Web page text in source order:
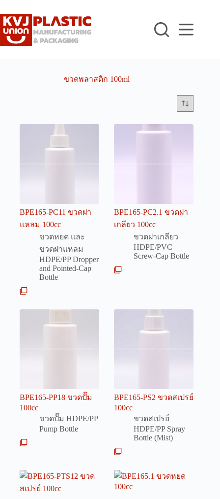
to
content
ขวดพลาสติก 100ml
BPE165-PC11 ขวดฝา
แหลม 100cc
ขวดหยด และ
ขวดฝาแหลม
HDPE/PP Dropper
and Pointed-Cap
Bottle
BPE165-PC2.1 ขวดฝา
เกลียว 100cc
ขวดฝาเกลียว
HDPE/PVC
Screw-Cap Bottle
BPE165-PP18 ขวดปั๊ม
100cc
ขวดปั๊ม HDPE/PP
Pump Bottle
BPE165-PS2 ขวดสเปรย์
100cc
ขวดสเปรย์
HDPE/PP Spray
Bottle (Mist)